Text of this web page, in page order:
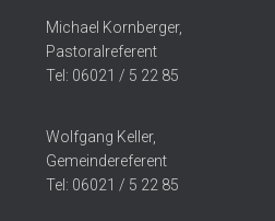
Michael Kornberger,
Pastoralreferent
Tel: 06021 / 5 22 85
Wolfgang Keller,
Gemeindereferent
Tel: 06021 / 5 22 85